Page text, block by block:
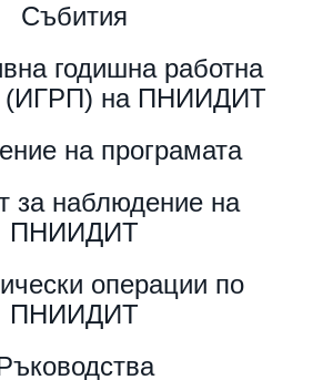
Събития
годишна работна
(ИГРП) на ПНИИДИТ
на програмата
за наблюдение на
ПНИИДИТ
операции по
ПНИИДИТ